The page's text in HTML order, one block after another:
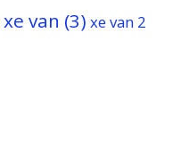
xe van (3) xe van 2